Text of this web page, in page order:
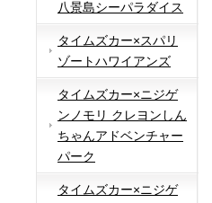
八景島シーパラダイス
タイムズカー×スパリ
ゾートハワイアンズ
タイムズカー×ニジゲ
ンノモリ クレヨンしん
ちゃんアドベンチャー
パーク
タイムズカー×ニジゲ